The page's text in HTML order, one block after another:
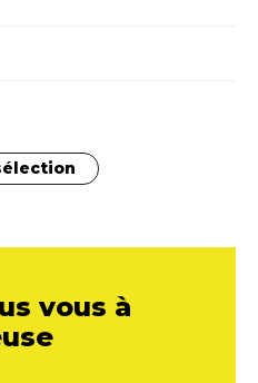
vous à